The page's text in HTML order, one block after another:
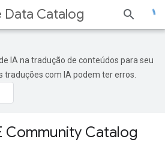
Data Catalog
IA na tradução de conteúdos para seu
traduções com IA podem ter erros.
Community Catalog